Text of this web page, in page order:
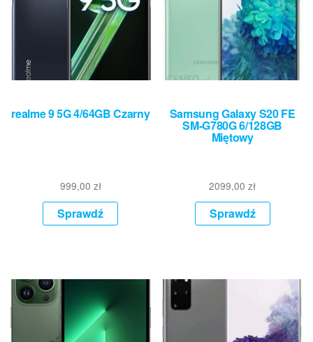
realme 9 5G 4/64GB Czarny
999,00 zł
Sprawdź
Samsung Galaxy S20 FE
SM-G780G 6/128GB
Miętowy
2099,00zł
Sprawdź